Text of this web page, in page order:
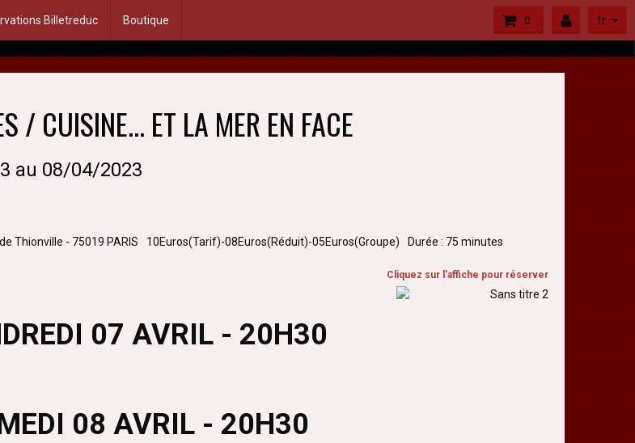
Billetreduc Boutique 0 fr
/ CUISINE... ET LA MER EN FACE
au 08/04/2023
Thionville - 75019 PARIS 10Euros(Tarif)-08Euros(Réduit)-05Euros(Groupe) Durée : 75 minutes
Cliquez sur l'affiche pour réserver
07 AVRIL - 20H30
08 AVRIL - 20H30